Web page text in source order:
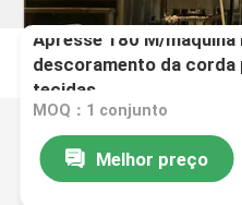
Apresse 180 M/máquina
descoramento da
tecidas
MOQ：1 conjunto
Melhor preço